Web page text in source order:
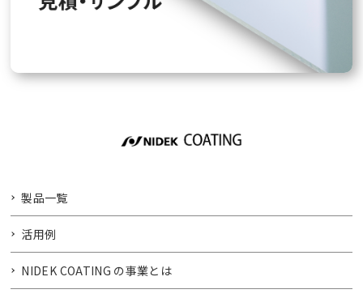
製品一覧
活用例
NIDEK COATING の事業とは